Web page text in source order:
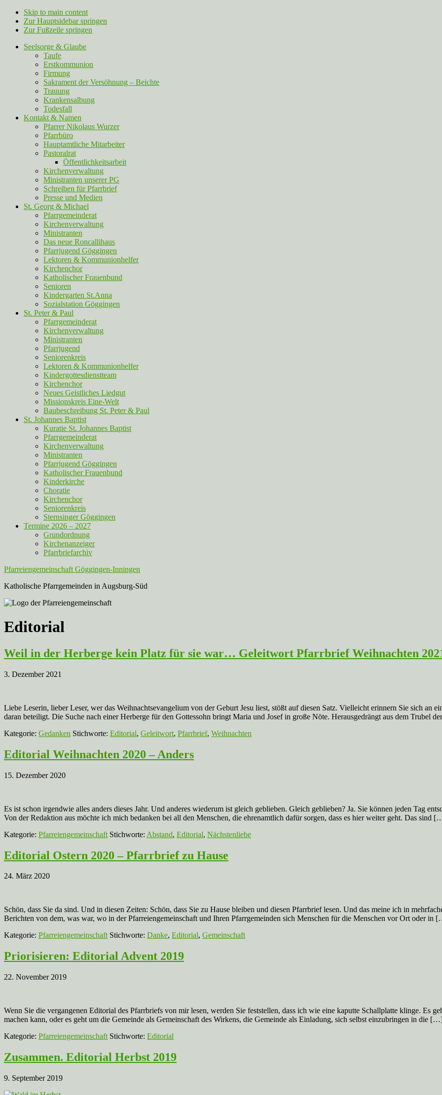
Skip to main content
Zur Hauptsidebar springen
Zur Fußzeile springen
Seelsorge & Glaube
Taufe
Erstkommunion
Firmung
Sakrament der Versöhnung – Beichte
Trauung
Krankensalbung
Todesfall
Kontakt & Namen
Pfarrer Nikolaus Wurzer
Pfarrbüro
Hauptamtliche Mitarbeiter
Pastoralrat
Öffentlichkeitsarbeit
Kirchenverwaltung
Ministranten unserer PG
Schreiben für Pfarrbrief
Presse und Medien
St. Georg & Michael
Pfarrgemeinderat
Kirchenverwaltung
Ministranten
Das neue Roncallihaus
Pfarrjugend Göggingen
Lektoren & Kommunionhelfer
Kirchenchor
Katholischer Frauenbund
Senioren
Kindergarten St.Anna
Sozialstation Göggingen
St. Peter & Paul
Pfarrgemeinderat
Kirchenverwaltung
Ministranten
Pfarrjugend
Seniorenkreis
Lektoren & Kommunionhelfer
Kindergottesdienstteam
Kirchenchor
Neues Geistliches Liedgut
Missionskreis Eine-Welt
Baubeschreibung St. Peter & Paul
St. Johannes Baptist
Kuratie St. Johannes Baptist
Pfarrgemeinderat
Kirchenverwaltung
Ministranten
Pfarrjugend Göggingen
Katholischer Frauenbund
Kinderkirche
Choratie
Kirchenchor
Seniorenkreis
Sternsinger Göggingen
Termine 2026 – 2027
Grundordnung
Kirchenanzeiger
Pfarrbriefarchiv
Pfarreiengemeinschaft Göggingen-Inningen
Katholische Pfarrgemeinden in Augsburg-Süd
Editorial
Weil in der Herberge kein Platz für sie war… Geleitwort Pfarrbrief Weihnachten
3. Dezember 2021
Liebe Leserin, lieber Leser, wer das Weihnachtsevangelium von der Geburt Jesu liest, stößt auf diesen Satz. Vielleicht erinnern Sie sich an
daran beteiligt. Die Suche nach einer Herberge für den Gottessohn bringt Maria und Josef in große Nöte. Herausgedrängt aus dem Trubel
Kategorie: Gedanken Stichworte: Editorial, Geleitwort, Pfarrbrief, Weihnachten
Editorial Weihnachten 2020 – Anders
15. Dezember 2020
Es ist schon irgendwie alles anders dieses Jahr. Und anderes wiederum ist gleich geblieben. Gleich geblieben? Ja. Sie können jeden Tag
Von der Redaktion aus möchte ich mich bedanken bei all den Menschen, die ehrenamtlich dafür sorgen, dass es hier weiter geht. Das sind
Kategorie: Pfarreiengemeinschaft Stichworte: Abstand, Editorial, Nächstenliebe
Editorial Ostern 2020 – Pfarrbrief zu Hause
24. März 2020
Schön, dass Sie da sind. Und in diesen Zeiten: Schön, dass Sie zu Hause bleiben und diesen Pfarrbrief lesen. Und das meine ich in
Berichten von dem, was war, wo in der Pfarreiengemeinschaft und Ihren Pfarrgemeinden sich Menschen für die Menschen vor Ort oder in
Kategorie: Pfarreiengemeinschaft Stichworte: Danke, Editorial, Gemeinschaft
Priorisieren: Editorial Advent 2019
22. November 2019
Wenn Sie die vergangenen Editorial des Pfarrbriefs von mir lesen, werden Sie feststellen, dass ich wie eine kaputte Schallplatte klinge. Es
machen kann, oder es geht um die Gemeinde als Gemeinschaft des Wirkens, die Gemeinde als Einladung, sich selbst einzubringen in die
Kategorie: Pfarreiengemeinschaft Stichworte: Editorial
Zusammen. Editorial Herbst 2019
9. September 2019